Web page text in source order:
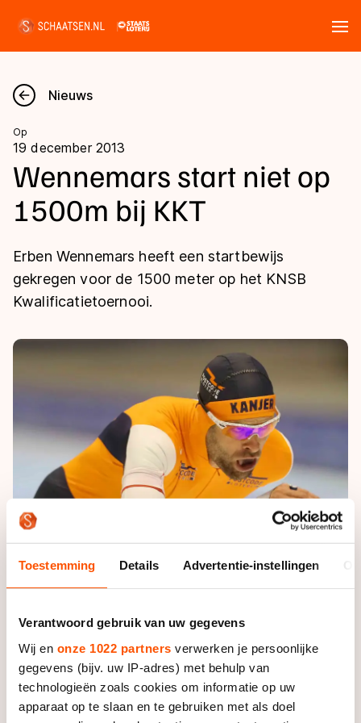
Toestemming Details Advertentie-instellingen
Verantwoord gebruik van uw gegevens
Wij en onze 1022 partners verwerken je persoonlijke
gegevens (bijv. uw IP-adres) met behulp van
technologieën zoals cookies om informatie op uw
apparaat op te slaan en te gebruiken met als doel
Nieuws
Kalender
Disciplines
Langebaan
Shorttrack
Uitslagen
Langebaan
Marathon
Tijden & historie
Ranglijsten Langebaan
Historie & statistiek
De weg op
Inschrijven wedstrijden
Algemene Nederlandse Schaatstijd
Deze zomer de weg op
Waar kan ik schaatsen en skaten?
Schaatsfans
Alles voor jou als schaatsfan
Evenementen
Tickets
Livestreams
Word schaatsfan!
Olympische Spelen
Medaillespiegel
Olympische uitslagen
Van Jong tot Goud verhalen
Nieuws
Op
19 december 2013
Wennemars start niet op
1500m bij KKT
Erben Wennemars heeft een startbewijs
gekregen voor de 1500 meter op het KNSB
Kwalificatietoernooi.
Hij kreeg een aanwijsplek, want zijn vijftiende plek op